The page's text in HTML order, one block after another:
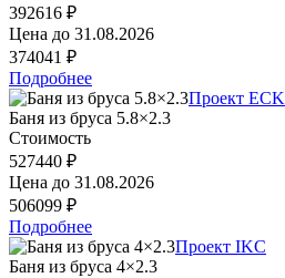
392616 ₽
Цена до 31.08.2026
374041 ₽
Подробнее
Проект ECK
Баня из бруса 5.8×2.3
Стоимость
527440 ₽
Цена до 31.08.2026
506099 ₽
Подробнее
Проект IKC
Баня из бруса 4×2.3